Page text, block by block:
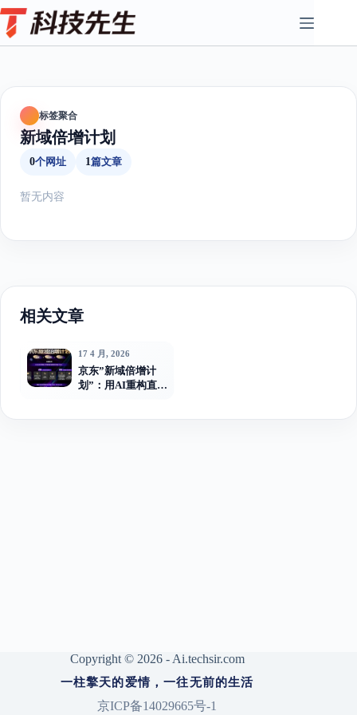
Skip
to
content
标签聚合
新域倍增计划
0个网址 1篇文章
暂无内容
相关文章
17 4 月, 2026
京东”新域倍增计
划”：用AI重构直播
Copyright © 2026 - Ai.techsir.com
一柱擎天的爱情，一往无前的生活
京ICP备14029665号-1